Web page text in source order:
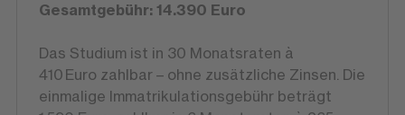
Gesamtgebühr: 14.390 Euro
Das Studium ist in 30 Monatsraten à
410 Euro zahlbar – ohne zusätzliche Zinsen. Die
einmalige Immatrikulationsgebühr beträgt